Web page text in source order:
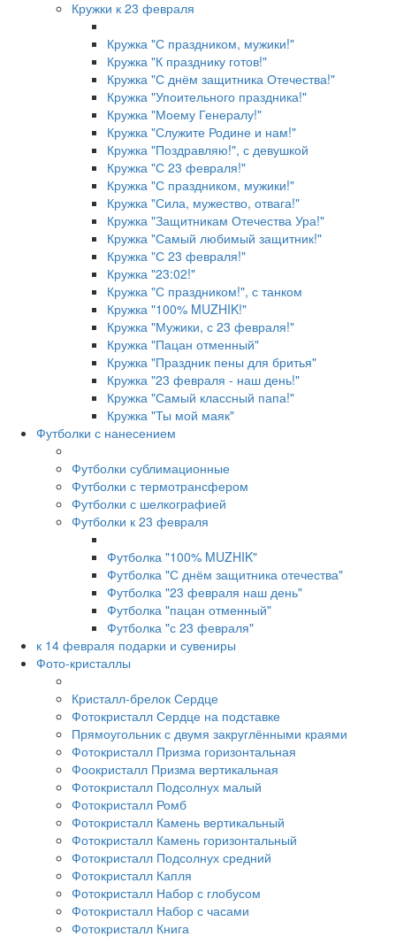
Кружки к 23 февраля
Кружка "С праздником, мужики!"
Кружка "К празднику готов!"
Кружка "С днём защитника Отечества!"
Кружка "Упоительного праздника!"
Кружка "Моему Генералу!"
Кружка "Служите Родине и нам!"
Кружка "Поздравляю!", с девушкой
Кружка "С 23 февраля!"
Кружка "С праздником, мужики!"
Кружка "Сила, мужество, отвага!"
Кружка "Защитникам Отечества Ура!"
Кружка "Самый любимый защитник!"
Кружка "С 23 февраля!"
Кружка "23:02!"
Кружка "С праздником!", с танком
Кружка "100% MUZHIK!"
Кружка "Мужики, с 23 февраля!"
Кружка "Пацан отменный"
Кружка "Праздник пены для бритья"
Кружка "23 февраля - наш день!"
Кружка "Самый классный папа!"
Кружка "Ты мой маяк"
Футболки с нанесением
Футболки сублимационные
Футболки с термотрансфером
Футболки с шелкографией
Футболки к 23 февраля
Футболка "100% MUZHIK"
Футболка "С днём защитника отечества"
Футболка "23 февраля наш день"
Футболка "пацан отменный"
Футболка "с 23 февраля"
к 14 февраля подарки и сувениры
Фото-кристаллы
Кристалл-брелок Сердце
Фотокристалл Сердце на подставке
Прямоугольник с двумя закруглёнными краями
Фотокристалл Призма горизонтальная
Фоокристалл Призма вертикальная
Фотокристалл Подсолнух малый
Фотокристалл Ромб
Фотокристалл Камень вертикальный
Фотокристалл Камень горизонтальный
Фотокристалл Подсолнух средний
Фотокристалл Капля
Фотокристалл Набор с глобусом
Фотокристалл Набор с часами
Фотокристалл Книга